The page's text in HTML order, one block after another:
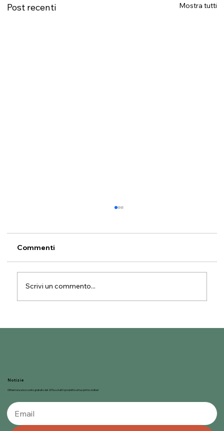
Post recenti Mostra tutti
Commenti
Scrivi un commento...
Notizie
Ottieni ora uno sconto gratuito del 20% su tutti i prodotti sul tuo primo ordine!